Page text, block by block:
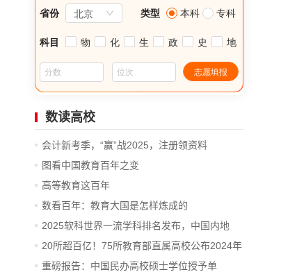
数读高校
会计新考季，“赢”战2025，注册领资料
图看中国教育百年之变
高等教育这百年
数看百年：教育大国是怎样炼成的
2025软科世界一流学科排名发布，中国内地
14...
20所超百亿！75所教育部直属高校公布2024年
决算
重磅报告：中国民办高校硕士学位授予单